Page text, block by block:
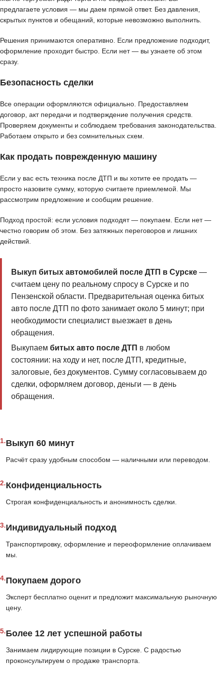
предлагаете условия — мы даем прямой ответ. Без давления,
скрытых пунктов и обещаний, которые невозможно выполнить.
Решения принимаются оперативно. Если предложение подходит,
оформление проходит быстро. Если нет — вы узнаете об этом
сразу.
Безопасность сделки
Все операции оформляются официально. Предоставляем
договор, акт передачи и подтверждение получения средств.
Проверяем документы и соблюдаем требования законодательства.
Работаем открыто и без сомнительных схем.
Как продать поврежденную машину
Если у вас есть техника после ДТП и вы хотите ее продать —
просто назовите сумму, которую считаете приемлемой. Мы
рассмотрим предложение и сообщим решение.
Подход простой: если условия подходят — покупаем. Если нет —
честно говорим об этом. Без затяжных переговоров и лишних
действий.
Выкуп битых автомобилей после ДТП в Сурске—
считаем цену по реальному спросу в Сурске и по
Пензенской области. Предварительная оценка битых
авто после ДТП по фото занимает около 5 минут; при
необходимости специалист выезжает в день
обращения.
Выкупаем битых авто после ДТП в любом
состоянии: на ходу и нет, после ДТП, кредитные,
залоговые, без документов. Сумму согласовываем до
сделки, оформляем договор, деньги — в день
обращения.
1.Выкуп 60 минут
Расчёт сразу удобным способом — наличными или переводом.
2.Конфиденциальность
Строгая конфиденциальность и анонимность сделки.
3.Индивидуальный подход
Транспортировку, оформление и переоформление оплачиваем
мы.
4.Покупаем дорого
Эксперт бесплатно оценит и предложит максимальную рыночную
цену.
5.Более 12 лет успешной работы
Занимаем лидирующие позиции в Сурске. С радостью
проконсультируем о продаже транспорта.